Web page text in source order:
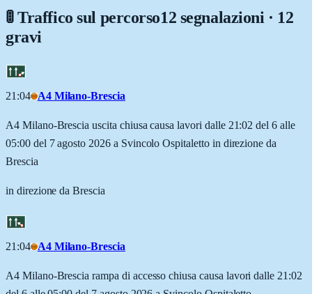
🚦 Traffico sul percorso12 segnalazioni · 12
gravi
21:04 A4 Milano-Brescia
A4 Milano-Brescia uscita chiusa causa lavori dalle 21:02 del 6 alle
05:00 del 7 agosto 2026 a Svincolo Ospitaletto in direzione da
Brescia
in direzione da Brescia
21:04 A4 Milano-Brescia
A4 Milano-Brescia rampa di accesso chiusa causa lavori dalle 21:02